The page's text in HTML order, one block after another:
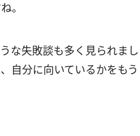
。
な失敗談も多く見られまし
自分に向いているかをもう